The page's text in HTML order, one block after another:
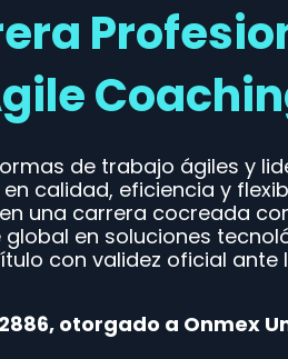
de trabajo ágiles y
calidad, eficiencia y
una carrera cocreada
global en soluciones
con validez oficial ante
2886, otorgado a Onmex